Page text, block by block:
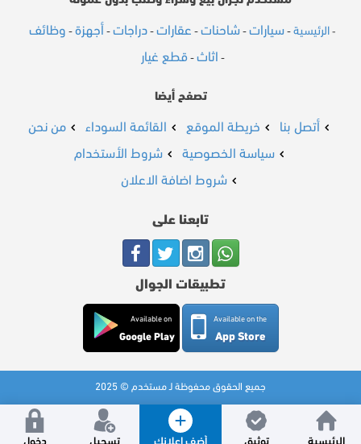
- الرئيسية - سيارات - شاحنات - عقارات - دراجات - أجهزة - وظائف
- اثاث -قطع غيار
تصفح أيضا
أتصل بنا خريطة الموقع القائمة السوداء
من نحن
سياسة الخصوصية
شروط الأستخدام
شروط اضافة الاعلان
تابعنا على
تطبيقات الجوال
Available on the
App Store
Available on
Google Play
جميع الحقوق محفوظة لـ مستخدم © 2025
الرئيسية توثيق أضف إعلانك تسجيل دخول